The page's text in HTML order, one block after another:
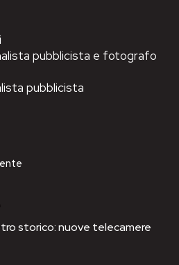
pubblicista e fotografo
pubblicista
storico: nuove telecamere